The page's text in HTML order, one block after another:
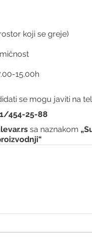
koji se greje)
15.00h
se mogu javiti na
454-25-88
sa naznakom